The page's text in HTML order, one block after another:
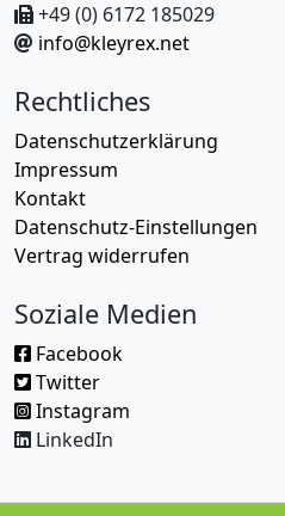
+49 (0) 6172 185029
info@kleyrex.net
Rechtliches
Datenschutzerklärung
Impressum
Kontakt
Datenschutz-Einstellungen
Vertrag widerrufen
Soziale Medien
Facebook
Twitter
Instagram
LinkedIn